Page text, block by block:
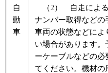
自
動
車
（2） 自走による
ナンバー取得などの
車両の状態などによ
い場合があります。
ーケーブルなどの必
てください。機材の